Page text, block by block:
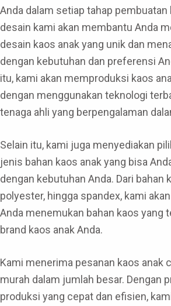
Anda dalam setiap tahap pembuatan
desain kami akan membantu Anda
desain kaos anak yang unik dan
dengan kebutuhan dan preferensi
itu, kami akan memproduksi kaos
dengan menggunakan teknologi
tenaga ahli yang berpengalaman
Selain itu, kami juga menyediakan
jenis bahan kaos anak yang bisa
dengan kebutuhan Anda. Dari bahan
polyester, hingga spandex, kami
Anda menemukan bahan kaos yang
brand kaos anak Anda.
Kami menerima pesanan kaos anak
murah dalam jumlah besar. Dengan
produksi yang cepat dan efisien,